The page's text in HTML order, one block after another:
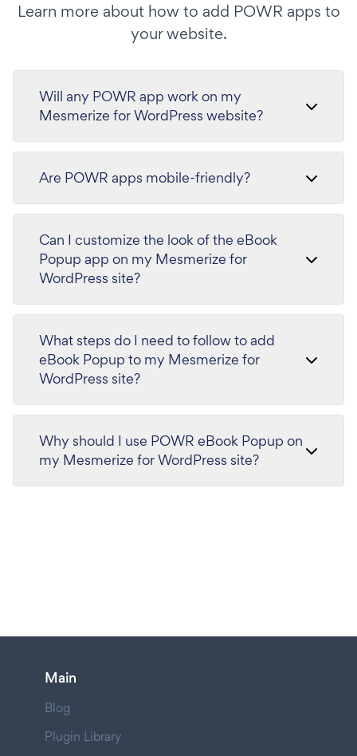
Learn more about how to add POWR apps to
your website.
Will any POWR app work on my
Mesmerize for WordPress website?
Are POWR apps mobile-friendly?
Can I customize the look of the eBook
Popup app on my Mesmerize for
WordPress site?
What steps do I need to follow to add
eBook Popup to my Mesmerize for
WordPress site?
Why should I use POWR eBook Popup on
my Mesmerize for WordPress site?
Main
Blog
Plugin Library